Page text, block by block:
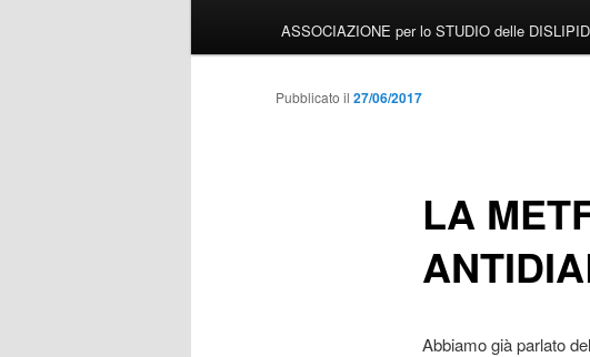
al
contenuto
ASSOCIAZIONE per lo STUDIO delle
LA
Pubblicato il 27/06/2017
Abbiamo già parlato